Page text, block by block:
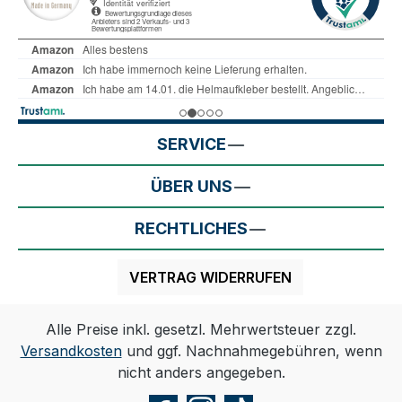
SERVICE
ÜBER UNS
RECHTLICHES
VERTRAG WIDERRUFEN
Alle Preise inkl. gesetzl. Mehrwertsteuer zzgl.
Versandkostenund ggf. Nachnahmegebühren, wenn
nicht anders angegeben.